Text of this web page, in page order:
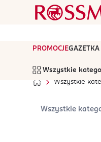
PROMOCJEGAZETKA
Wszystkie
Wszystkie
Wszystkie